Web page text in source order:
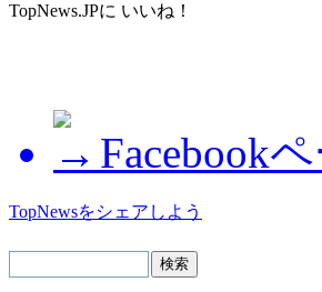
TopNews.JPに いいね！
Facebook
TopNewsをシェアしよう